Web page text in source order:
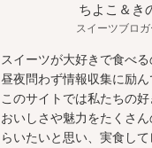
ちよこ＆き
スイーツブロガ
スイーツが大好きで食べる
昼夜問わず情報収集に励ん
このサイトでは私たちの
おいしさや魅力をたくさ
らいたいと思い、実食し